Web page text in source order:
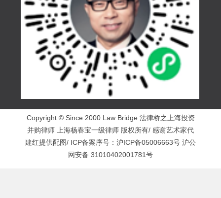
Copyright © Since 2000 Law Bridge 法律桥之上海投资
并购律师 上海杨春宝一级律师 版权所有/ 感谢艺术家代
建红提供配图/ ICP备案序号： 沪ICP备05006663号 沪公
网安备 31010402001781号